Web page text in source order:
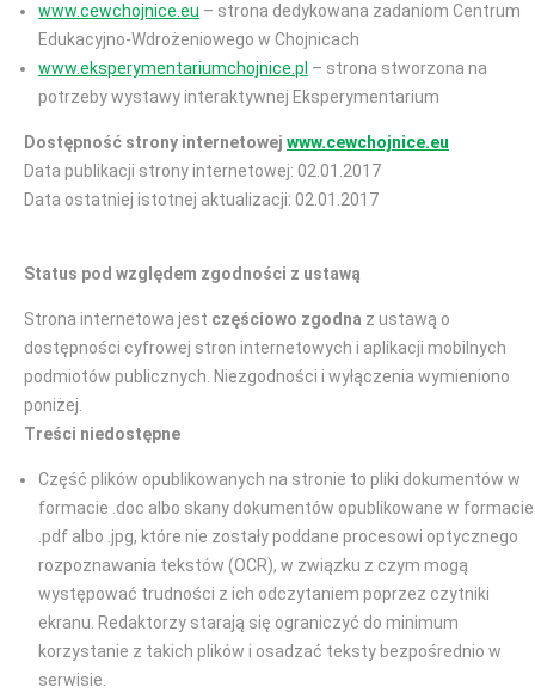
www.cewchojnice.eu – strona dedykowana zadaniom Centrum
Edukacyjno-Wdrożeniowego w Chojnicach
www.eksperymentariumchojnice.pl – strona stworzona na
potrzeby wystawy interaktywnej Eksperymentarium
Dostępność strony internetowej www.cewchojnice.eu
Data publikacji strony internetowej: 02.01.2017
Data ostatniej istotnej aktualizacji: 02.01.2017
Status pod względem zgodności z ustawą
Strona internetowa jest częściowo zgodna z ustawą o
dostępności cyfrowej stron internetowych i aplikacji mobilnych
podmiotów publicznych. Niezgodności i wyłączenia wymieniono
poniżej.
Treści niedostępne
Część plików opublikowanych na stronie to pliki dokumentów w
formacie .doc albo skany dokumentów opublikowane w formacie
.pdf albo .jpg, które nie zostały poddane procesowi optycznego
rozpoznawania tekstów (OCR), w związku z czym mogą
występować trudności z ich odczytaniem poprzez czytniki
ekranu. Redaktorzy starają się ograniczyć do minimum
korzystanie z takich plików i osadzać teksty bezpośrednio w
serwisie.